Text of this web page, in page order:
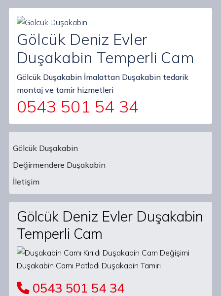
Gölcük Deniz Evler
Duşakabin Temperli Cam
Gölcük Duşakabin İmalattan Duşakabin tedarik
montaj ve tamir hizmetleri
0543 501 54 34
Main Navigation
Gölcük Duşakabin
Değirmendere Duşakabin
İletişim
Gölcük Deniz Evler Duşakabin
Temperli Cam
0543 501 54 34